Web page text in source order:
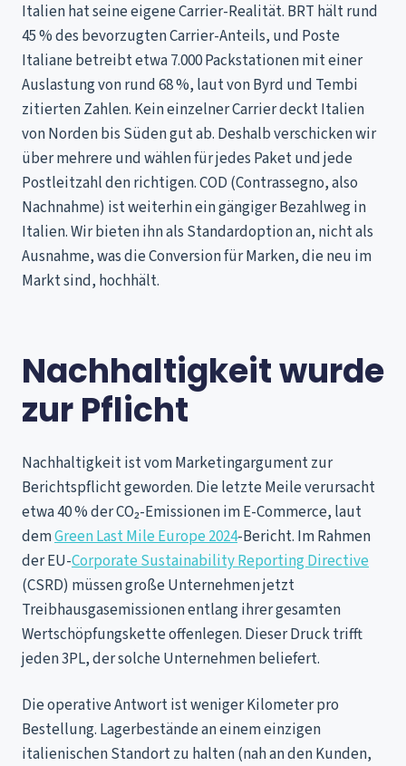
Italien hat seine eigene Carrier-Realität. BRT hält rund
45 % des bevorzugten Carrier-Anteils, und Poste
Italiane betreibt etwa 7.000 Packstationen mit einer
Auslastung von rund 68 %, laut von Byrd und Tembi
zitierten Zahlen. Kein einzelner Carrier deckt Italien
von Norden bis Süden gut ab. Deshalb verschicken wir
über mehrere und wählen für jedes Paket und jede
Postleitzahl den richtigen. COD (Contrassegno, also
Nachnahme) ist weiterhin ein gängiger Bezahlweg in
Italien. Wir bieten ihn als Standardoption an, nicht als
Ausnahme, was die Conversion für Marken, die neu im
Markt sind, hochhält.
Nachhaltigkeit wurde
zur Pflicht
Nachhaltigkeit ist vom Marketingargument zur
Berichtspflicht geworden. Die letzte Meile verursacht
etwa 40 % der CO₂-Emissionen im E-Commerce, laut
demGreen Last Mile Europe 2024-Bericht. Im Rahmen
der EU-Corporate Sustainability Reporting Directive
(CSRD) müssen große Unternehmen jetzt
Treibhausgasemissionen entlang ihrer gesamten
Wertschöpfungskette offenlegen. Dieser Druck trifft
jeden 3PL, der solche Unternehmen beliefert.
Die operative Antwort ist weniger Kilometer pro
Bestellung. Lagerbestände an einem einzigen
italienischen Standort zu halten (nah an den Kunden,